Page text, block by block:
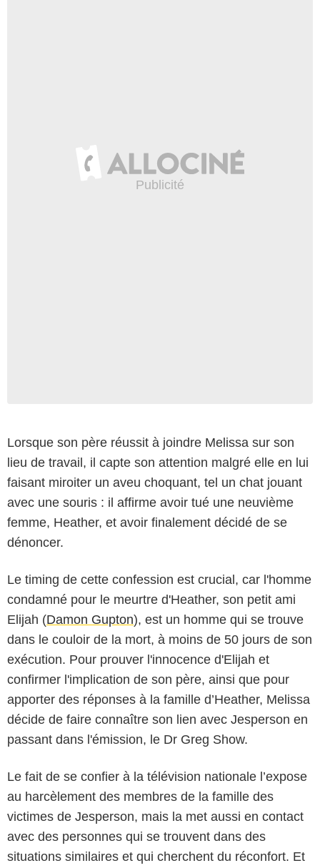
Lorsque son père réussit à joindre Melissa sur son
lieu de travail, il capte son attention malgré elle en lui
faisant miroiter un aveu choquant, tel un chat jouant
avec une souris : il affirme avoir tué une neuvième
femme, Heather, et avoir finalement décidé de se
dénoncer.
Le timing de cette confession est crucial, car l'homme
condamné pour le meurtre d'Heather, son petit ami
Elijah (Damon Gupton), est un homme qui se trouve
dans le couloir de la mort, à moins de 50 jours de son
exécution. Pour prouver l'innocence d'Elijah et
confirmer l'implication de son père, ainsi que pour
apporter des réponses à la famille d’Heather, Melissa
décide de faire connaître son lien avec Jesperson en
passant dans l'émission, le Dr Greg Show.
Le fait de se confier à la télévision nationale l’expose
au harcèlement des membres de la famille des
victimes de Jesperson, mais la met aussi en contact
avec des personnes qui se trouvent dans des
situations similaires et qui cherchent du réconfort. Et